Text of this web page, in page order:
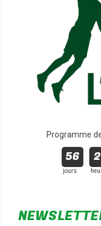
Programme
56
jours
2